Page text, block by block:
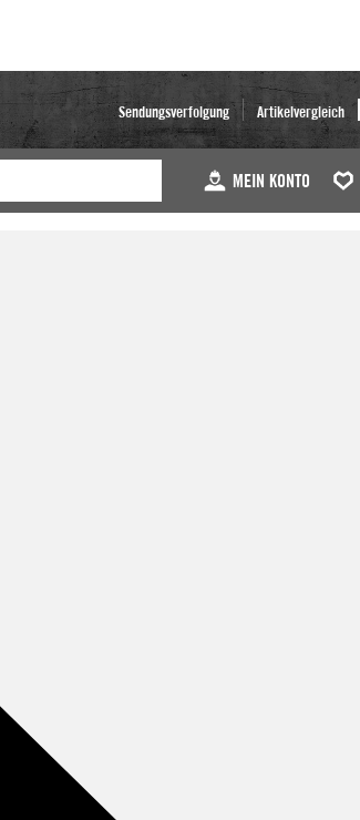
Sendungsverfolgung Artikelvergleich
MEIN KONTO